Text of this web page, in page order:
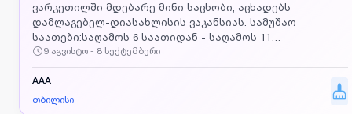
ვარკეთილში მდებარე მინი საცხობი, აცხადებს
დამლაგებელ-დიასახლისის ვაკანსიას. სამუშაო
საათები:საღამოს 6 საათიდან - საღამოს 11
საათამდე.სამუშაო დღეები: თვეში 15 დღეანაზღაურება
1დღის - 40ლარიხელფასი გაიცემა 2კვირაში ერთხელ.
9 აგვისტო - 8 სექტემბერი
AAA
თბილისი